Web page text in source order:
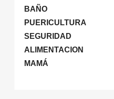
BAÑO
PUERICULTURA
SEGURIDAD
ALIMENTACION
MAMÁ